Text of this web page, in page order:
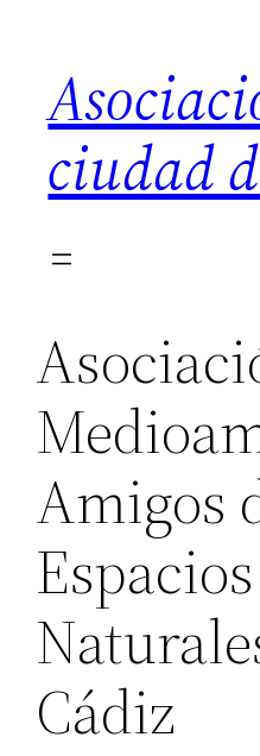
contenido
ciudad
Amigos
Espacios
Cádiz